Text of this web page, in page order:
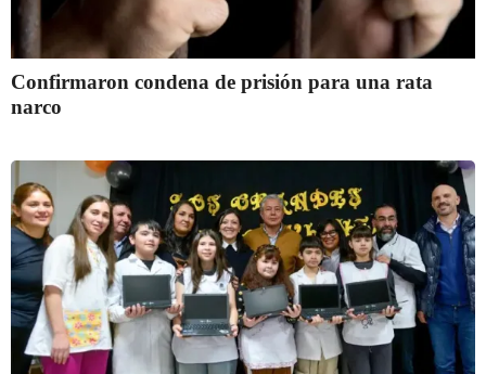
Confirmaron condena de prisión para una rata
narco